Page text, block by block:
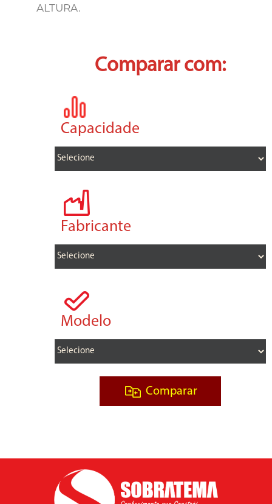
ALTURA.
Comparar com:
Capacidade
Fabricante
Modelo
Comparar